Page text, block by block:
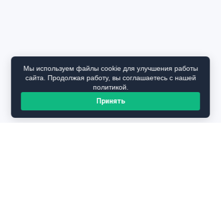
Мы используем файлы cookie для улучшения работы
сайта. Продолжая работу, вы соглашаетесь с нашей
политикой.
Принять